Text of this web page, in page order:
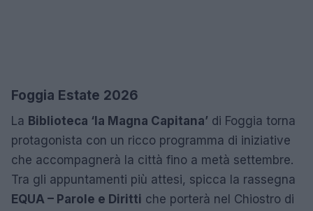
Foggia Estate 2026
La Biblioteca ‘la Magna Capitana’ di Foggia torna
protagonista con un ricco programma di iniziative
che accompagnerà la città fino a metà settembre.
Tra gli appuntamenti più attesi, spicca la rassegna
EQUA – Parole e Diritti che porterà nel Chiostro di